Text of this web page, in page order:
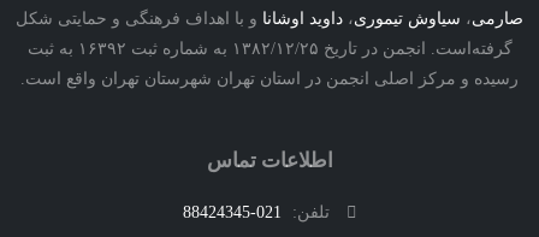
،سیاوش تیموری،داوید اوشاناو با اهداف فرهنگی و حمایتی شکل
گرفته‌است. انجمن در تاریخ ۱۳۸۲/۱۲/۲۵ به شماره ثبت ۱۶۳۹۲ به ثبت
و مرکز اصلی انجمن در استان تهران شهرستان تهران واقع است.
اطلاعات تماس
تلفن:
021-88424345